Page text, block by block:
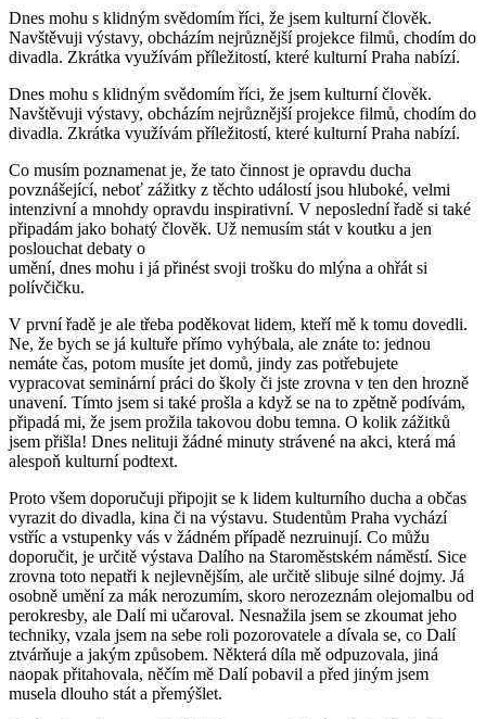
Dnes mohu s klidným svědomím říci, že jsem kulturní člověk.
Navštěvuji výstavy, obcházím nejrůznější projekce filmů, chodím do
divadla. Zkrátka využívám příležitostí, které kulturní Praha nabízí.
Dnes mohu s klidným svědomím říci, že jsem kulturní člověk.
Navštěvuji výstavy, obcházím nejrůznější projekce filmů, chodím do
divadla. Zkrátka využívám příležitostí, které kulturní Praha nabízí.
Co musím poznamenat je, že tato činnost je opravdu ducha
povznášející, neboť zážitky z těchto událostí jsou hluboké, velmi
intenzivní a mnohdy opravdu inspirativní. V neposlední řadě si také
připadám jako bohatý člověk. Už nemusím stát v koutku a jen
poslouchat debaty o
umění, dnes mohu i já přinést svoji trošku do mlýna a ohřát si
polívčičku.
V první řadě je ale třeba poděkovat lidem, kteří mě k tomu dovedli.
Ne, že bych se já kultuře přímo vyhýbala, ale znáte to: jednou
nemáte čas, potom musíte jet domů, jindy zas potřebujete
vypracovat seminární práci do školy či jste zrovna v ten den hrozně
unavení. Tímto jsem si také prošla a když se na to zpětně podívám,
připadá mi, že jsem prožila takovou dobu temna. O kolik zážitků
jsem přišla! Dnes nelituji žádné minuty strávené na akci, která má
alespoň kulturní podtext.
Proto všem doporučuji připojit se k lidem kulturního ducha a občas
vyrazit do divadla, kina či na výstavu. Studentům Praha vychází
vstříc a vstupenky vás v žádném případě nezruinují. Co můžu
doporučit, je určitě výstava Dalího na Staroměstském náměstí. Sice
zrovna toto nepatři k nejlevnějším, ale určitě slibuje silné dojmy. Já
osobně umění za mák nerozumím, skoro nerozeznám olejomalbu od
perokresby, ale Dalí mi učaroval. Nesnažila jsem se zkoumat jeho
techniky, vzala jsem na sebe roli pozorovatele a dívala se, co Dalí
ztvárňuje a jakým způsobem. Některá díla mě odpuzovala, jiná
naopak přitahovala, něčím mě Dalí pobavil a před jiným jsem
musela dlouho stát a přemýšlet.